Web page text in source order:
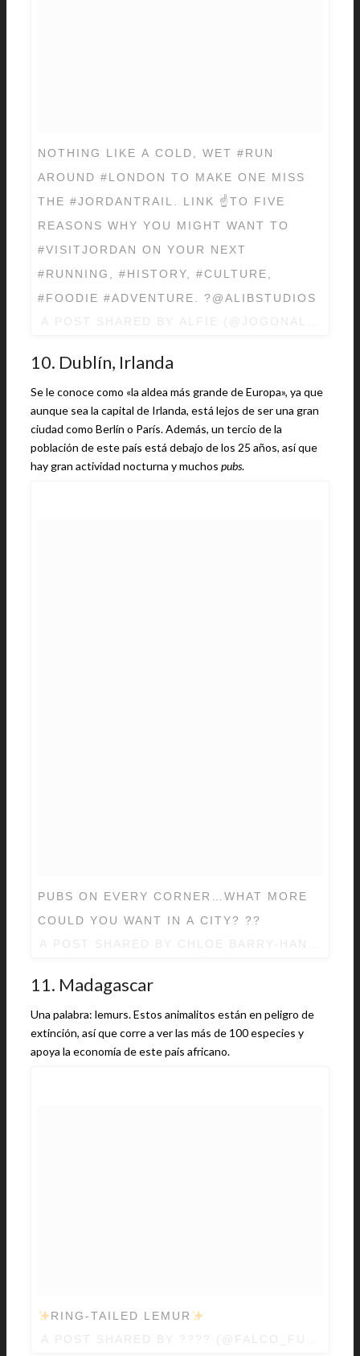
NOTHING LIKE A COLD, WET #RUN
AROUND #LONDON TO MAKE ONE MISS
THE #JORDANTRAIL. LINK ☝️TO FIVE
REASONS WHY YOU MIGHT WANT TO
#VISITJORDAN ON YOUR NEXT
#RUNNING, #HISTORY, #CULTURE,
#FOODIE #ADVENTURE. ?@ALIBSTUDIOS
10. Dublín, Irlanda
Se le conoce como «la aldea más grande de Europa», ya que
aunque sea la capital de Irlanda, está lejos de ser una gran
ciudad como Berlín o París. Además, un tercio de la
población de este país está debajo de los 25 años, así que
hay gran actividad nocturna y muchos pubs.
PUBS ON EVERY CORNER…WHAT MORE
COULD YOU WANT IN A CITY? ??
11. Madagascar
Una palabra: lemurs. Estos animalitos están en peligro de
extinción, así que corre a ver las más de 100 especies y
apoya la economía de este país africano.
RING-TAILED LEMUR